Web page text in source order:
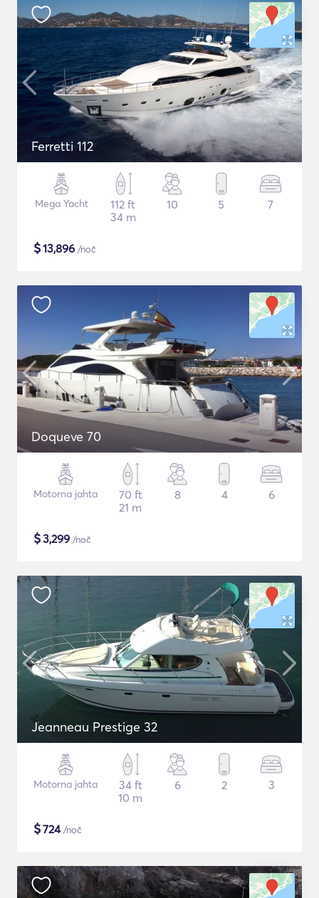
Ferretti 112
Mega Yacht
112 ft
34 m
10 5 7
$13,896 /noč
Doqueve 70
Motorna jahta
70 ft
21 m
8 4 6
$3,299 /noč
Jeanneau Prestige 32
Motorna jahta
34 ft
10 m
6 2 3
$724/noč